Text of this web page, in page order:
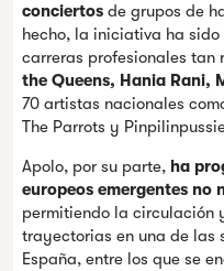
conciertos de grupos de
hecho, la iniciativa ha
carreras profesionales tan
the Queens, Hania Rani,
70 artistas nacionales
The Parrots y
Apolo, por su parte, ha
europeos emergentes no
permitiendo la circulación
trayectorias en una de las
España, entre los que se